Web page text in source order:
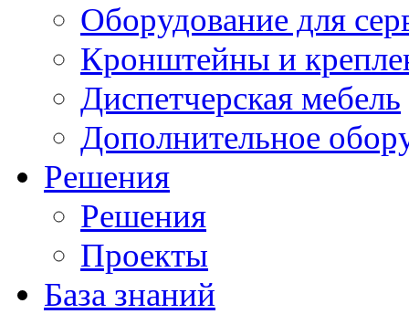
Оборудование для
Кронштейны и
Диспетчерская мебель
Дополнительное
Решения
Решения
Проекты
База знаний